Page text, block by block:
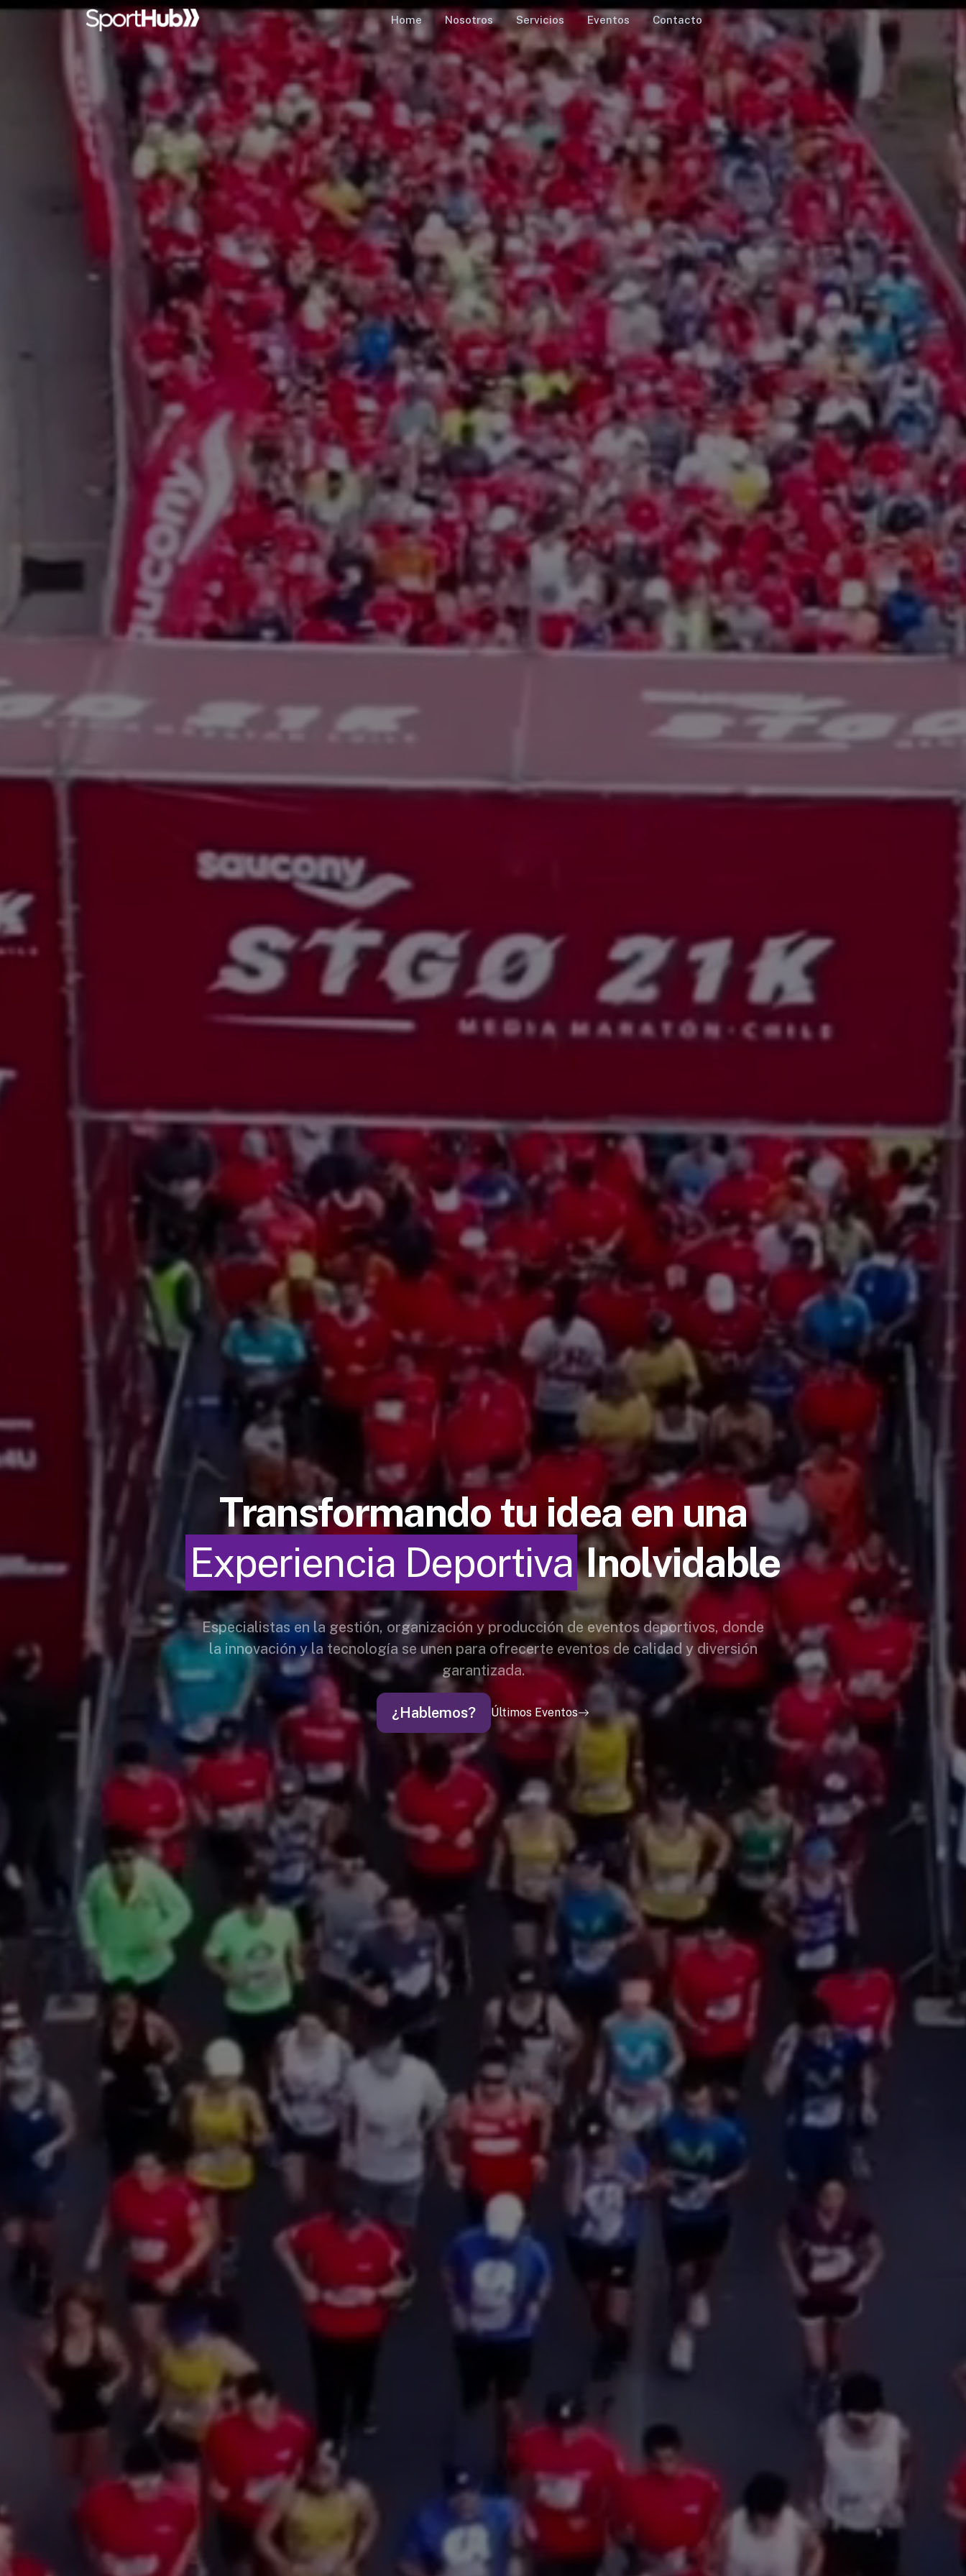
Home Nosotros Servicios Eventos Contacto
Transformando tu idea en una
Experiencia DeportivaInolvidable
Especialistas en la gestión, organización y producción de eventos deportivos, donde
la innovación y la tecnología se unen para ofrecerte eventos de calidad y diversión
garantizada.
¿Hablemos? Últimos Eventos